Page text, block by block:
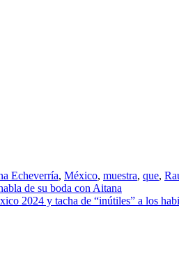
Echeverría, México, muestra, que,
de su boda con Aitana
2024 y tacha de “inútiles” a los